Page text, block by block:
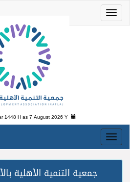
1448 H as7 August 2026 Y
جمعية التنمية الأهلية